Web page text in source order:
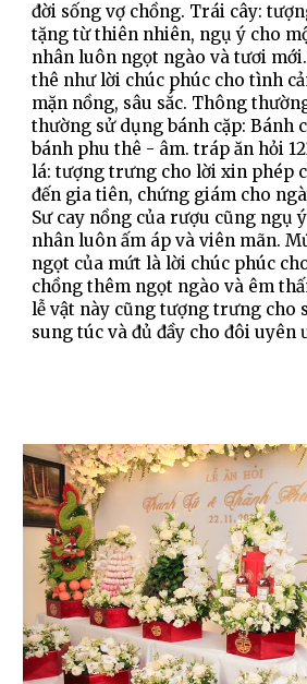
đời sống vợ chồng. Trái cây:
tặng từ thiên nhiên, ngụ ý cho
nhân luôn ngọt ngào và tươi
thê như lời chúc phúc cho tình
mặn nồng, sâu sắc. Thông
thường sử dụng bánh cặp: Bánh
bánh phu thê - âm. tráp ăn hỏi
lá: tượng trưng cho lời xin phép
đến gia tiên, chứng giám cho
Sư cay nồng của rượu cũng ngụ
nhân luôn ấm áp và viên mãn.
ngọt của mứt là lời chúc phúc
chồng thêm ngọt ngào và êm
lễ vật này cũng tượng trưng cho
sung túc và đủ đầy cho đôi uyên